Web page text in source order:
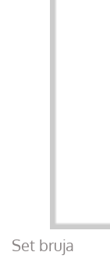
Set bruja